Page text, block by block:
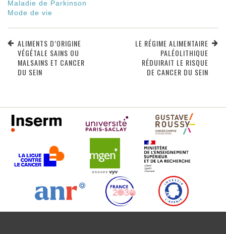
Maladie de Parkinson
Mode de vie
ALIMENTS D’ORIGINE
VÉGÉTALE SAINS OU
MALSAINS ET CANCER
DU SEIN
LE RÉGIME ALIMENTAIRE
PALÉOLITHIQUE
RÉDUIRAIT LE RISQUE
DE CANCER DU SEIN